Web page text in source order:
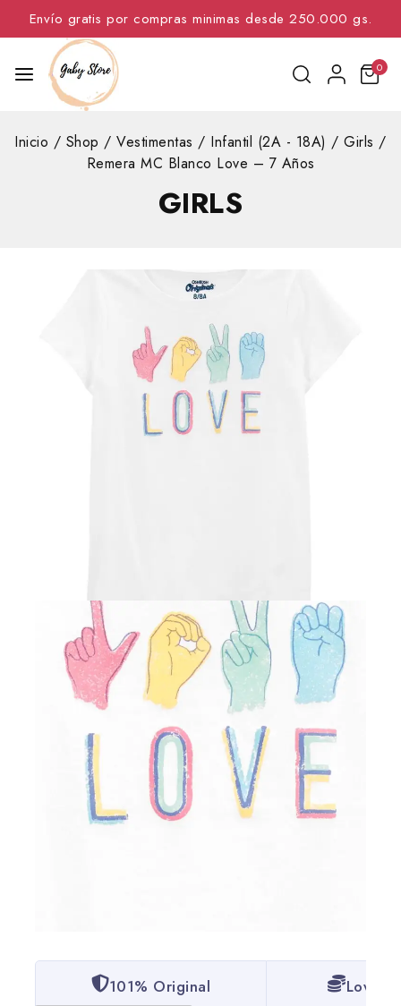
Envío gratis por compras minimas desde 250.000 gs.
0
Inicio / Shop / Vestimentas / Infantil (2A - 18A) / Girls /
Remera MC Blanco Love – 7 Años
GIRLS
101% Original Lowest